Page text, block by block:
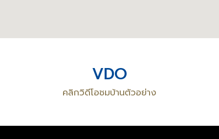
VDO
คลิกวิดีโอชมบ้านตัวอย่าง